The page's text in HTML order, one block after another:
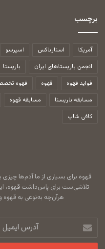
برچسب
آمریکا استارباکس اسپرسو
انجمن باریستاهای ایران
باریستا
فواید قهوه
قهوه قهوه
مسابقه باریستا
مسابقه قهوه
کافی شاپ
قهوه برای بسیاری از ما آدم‌ها
تلاشی‌ست برای پاس‌داشت قهوه، این
هرآن‌چه به‌نوعی به
آدرس
ایمیل
خود